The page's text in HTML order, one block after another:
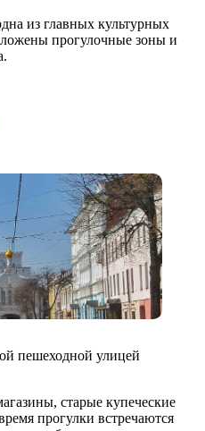
из главных культурных
прогулочные зоны и
пешеходной улицей
старые купеческие
прогулки встречаются